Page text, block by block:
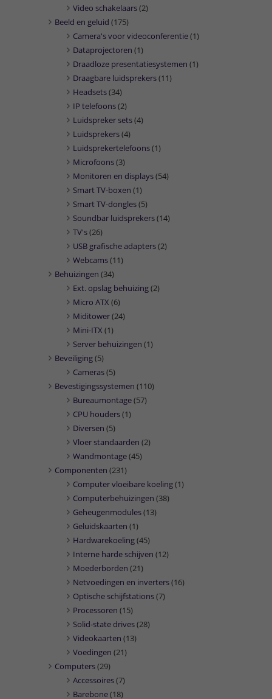
Video schakelaars(2)
Beeld en geluid (175)
Camera's voor videoconferentie(1)
Dataprojectoren (1)
Draadloze presentatiesystemen (1)
Draagbare luidsprekers(11)
Headsets(34)
IP telefoons(2)
Luidspreker sets(4)
Luidsprekers(4)
Luidsprekertelefoons(1)
Microfoons(3)
Monitoren en displays(54)
Smart TV-boxen (1)
Smart TV-dongles(5)
Soundbar luidsprekers(14)
TV's(26)
USB grafische adapters(2)
Webcams(11)
Behuizingen (34)
Ext. opslag behuizing(2)
Micro ATX (6)
Miditower(24)
Mini-ITX (1)
Server behuizingen (1)
Beveiliging(5)
Cameras(5)
Bevestigingssystemen (110)
Bureaumontage(57)
CPU houders(1)
Diversen (5)
Vloer standaarden (2)
Wandmontage(45)
Componenten (231)
Computer vloeibare koeling(1)
Computerbehuizingen (38)
Geheugenmodules(13)
Geluidskaarten (1)
Hardwarekoeling(45)
Interne harde schijven (12)
Moederborden (21)
Netvoedingen en inverters(16)
Optische schijfstations(7)
Processoren (15)
Solid-state drives(28)
Videokaarten (13)
Voedingen (21)
Computers(29)
Accessoires(7)
Barebone(18)